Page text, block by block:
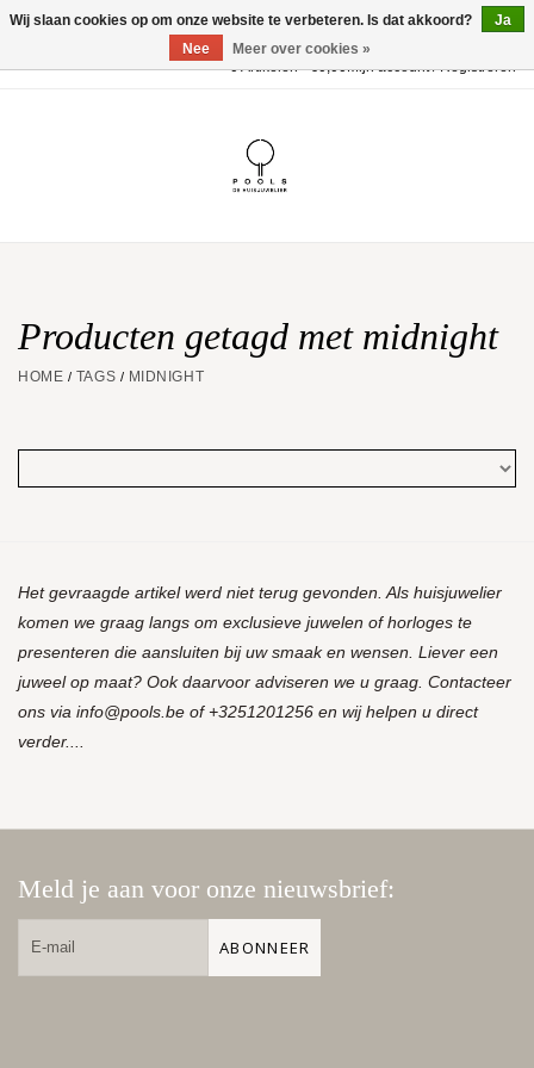
0 Artikelen - €0,00Mijn account / Registreren
Huwelijk
Aanbiedingen
Producten getagd met midnight
HOME / TAGS / MIDNIGHT
Het gevraagde artikel werd niet terug gevonden. Als huisjuwelier
komen we graag langs om exclusieve juwelen of horloges te
presenteren die aansluiten bij uw smaak en wensen. Liever een
juweel op maat? Ook daarvoor adviseren we u graag. Contacteer
ons via info@pools.be of +3251201256 en wij helpen u direct
verder....
Meld je aan voor onze nieuwsbrief:
ABONNEER
Wij slaan cookies op om onze website te verbeteren. Is dat akkoord?
Ja
Nee
Meer over cookies »